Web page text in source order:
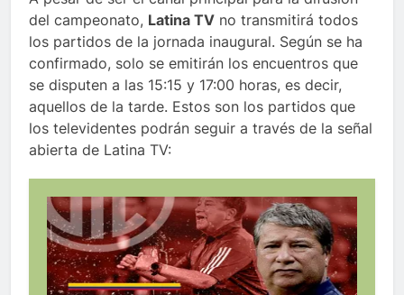
del campeonato, Latina TV no transmitirá todos
los partidos de la jornada inaugural. Según se ha
confirmado, solo se emitirán los encuentros que
se disputen a las 15:15 y 17:00 horas, es decir,
aquellos de la tarde. Estos son los partidos que
los televidentes podrán seguir a través de la señal
abierta de Latina TV: